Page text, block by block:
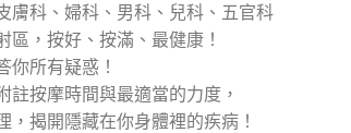
膚科、婦科、男科、兒科、五官科
區，按好、按滿、最健康！
你所有疑惑！
註按摩時間與最適當的力度，
，揭開隱藏在你身體裡的疾病！